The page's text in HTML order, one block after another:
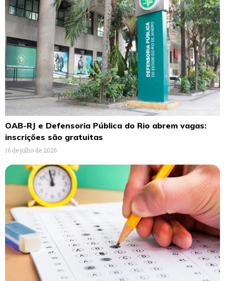
OAB-RJ e Defensoria Pública do Rio abrem vagas:
inscrições são gratuitas
16 de julho de 2026